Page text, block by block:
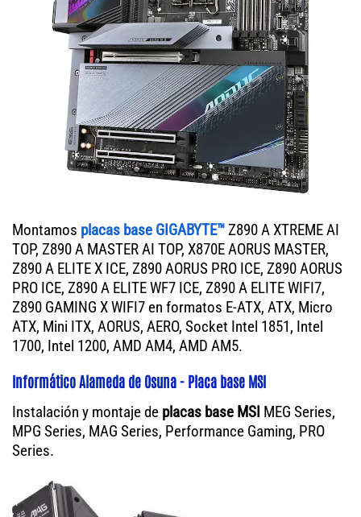
Montamos placas base GIGABYTE™Z890 A XTREME AI
TOP, Z890 A MASTER AI TOP, X870E AORUS MASTER,
Z890 A ELITE X ICE, Z890 AORUS PRO ICE, Z890 AORUS
PRO ICE, Z890 A ELITE WF7 ICE, Z890 A ELITE WIFI7,
Z890 GAMING X WIFI7 en formatos E-ATX, ATX, Micro
ATX, Mini ITX, AORUS, AERO, Socket Intel 1851, Intel
1700, Intel 1200, AMD AM4, AMD AM5.
Informático Alameda de Osuna - Placa base MSI
Instalación y montaje de placas base MSI MEG Series,
MPG Series, MAG Series, Performance Gaming, PRO
Series.